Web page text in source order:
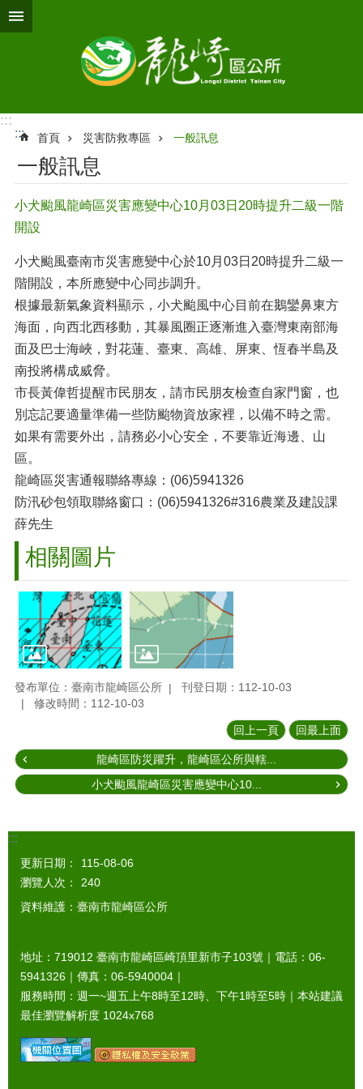
跳到主要內容區塊
:::
:::
首頁 災害防救專區 一般訊息
一般訊息
小犬颱風龍崎區災害應變中心10月03日20時提升二級一階
開設
小犬颱風臺南市災害應變中心於10月03日20時提升二級一
階開設，本所應變中心同步調升。
根據最新氣象資料顯示，小犬颱風中心目前在鵝鑾鼻東方
海面，向西北西移動，其暴風圈正逐漸進入臺灣東南部海
面及巴士海峽，對花蓮、臺東、高雄、屏東、恆春半島及
南投將構成威脅。
市長黃偉哲提醒市民朋友，請市民朋友檢查自家門窗，也
別忘記要適量準備一些防颱物資放家裡，以備不時之需。
如果有需要外出，請務必小心安全，不要靠近海邊、山
區。
龍崎區災害通報聯絡專線：(06)5941326
防汛砂包領取聯絡窗口：(06)5941326#316農業及建設課
薛先生
相關圖片
發布單位：臺南市龍崎區公所
刊登日期：112-10-03
修改時間：112-10-03
回上一頁 回最上面
龍崎區防災躍升，龍崎區公所與轄...
小犬颱風龍崎區災害應變中心10...
:::
更新日期：
115-08-06
瀏覽人次：
240
資料維護：臺南市龍崎區公所
地址：719012 臺南市龍崎區崎頂里新市子103號｜電話：06-
5941326｜傳真：06-5940004｜
服務時間：週一~週五上午8時至12時、下午1時至5時｜本站建議
最佳瀏覽解析度 1024x768